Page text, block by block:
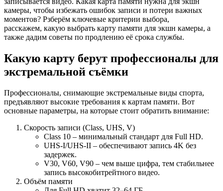
камеры, чтобы избежать ошибок записи и потери важных
моментов? Рзберём ключевые критерии выбора,
расскажем, какую выбрать карту памяти для экшн камеры, а
также дадим советы по продлению её срока службы.
Какую карту берут профессионалы для
экстремальной съёмки
Профессионалы, снимающие экстремальные виды спорта,
предъявляют высокие требования к картам памяти. Вот
основные параметры, на которые стоит обратить внимание:
Скорость записи (Class, UHS, V)
Class 10 – минимальный стандарт для Full HD.
UHS-I/UHS-II – обеспечивают запись 4K без
задержек.
V30, V60, V90 – чем выше цифра, тем стабильнее
запись высокобитрейтного видео.
Объём памяти